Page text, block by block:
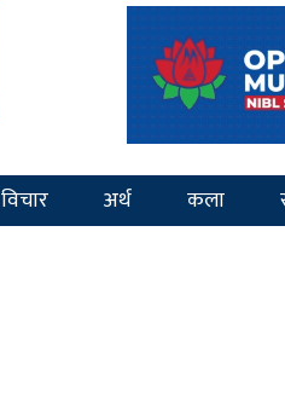
विचार अर्थ कला